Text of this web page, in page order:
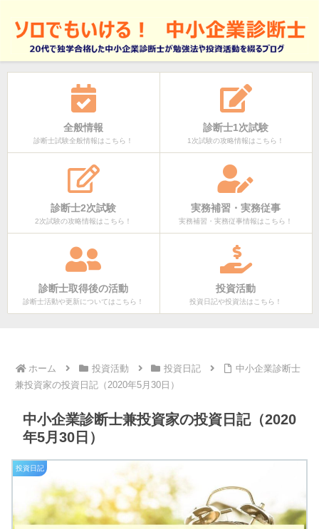
全般情報
診断士試験全般情報はこちら！
診断士1次試験
1次試験の攻略情報はこちら！
診断士2次試験
2次試験の攻略情報はこちら！
実務補習・実務従事
実務補習・実務従事情報はこちら！
診断士取得後の活動
診断士活動や更新についてはこちら！
投資活動
投資日記や投資法はこちら！
ホーム 投資活動 投資日記
中小企業診断士
兼投資家の投資日記（2020年5月30日）
中小企業診断士兼投資家の投資日記（2020
年5月30日）
投資日記